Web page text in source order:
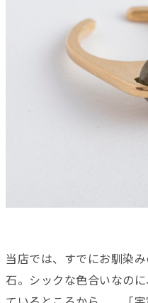
当店では、すでにお馴染
石。シックな色合いなの